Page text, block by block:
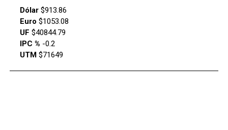
Dólar$913.86
Euro $1053.08
UF $40844.79
IPC % -0.2
UTM$71649